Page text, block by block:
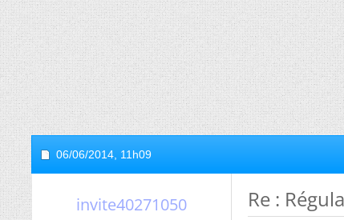
06/06/2014, 11h09
invite40271050 Re :